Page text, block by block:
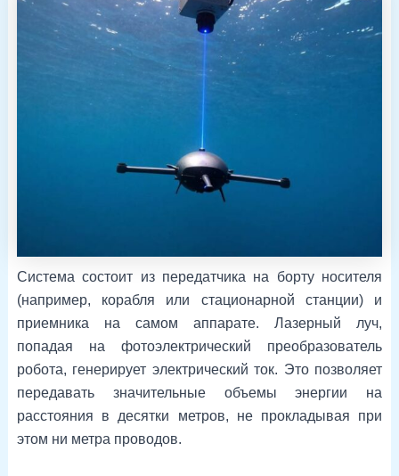
Система состоит из передатчика на борту носителя
(например, корабля или стационарной станции) и
приемника на самом аппарате. Лазерный луч,
попадая на фотоэлектрический преобразователь
робота, генерирует электрический ток. Это позволяет
передавать значительные объемы энергии на
расстояния в десятки метров, не прокладывая при
этом ни метра проводов.